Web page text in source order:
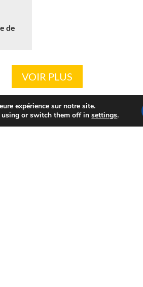
de
VOIR PLUS
expérience sur notre site.
using or switch them off insettings.